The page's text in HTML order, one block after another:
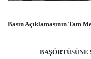
Basın Açıklamasının Tam